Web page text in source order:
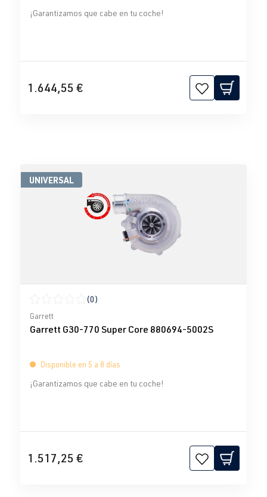
¡Garantizamos que cabe en tu coche!
1.644,55 €
UNIVERSAL
Calificación promedio de 0 de 5 estrellas
(0)
Garrett
Garrett G30-770 Super Core 880694-5002S
Disponible en 5 a 8 días
¡Garantizamos que cabe en tu coche!
1.517,25 €